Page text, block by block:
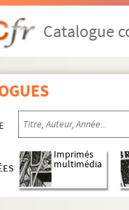
Catalogue
Imprimés
multimédia